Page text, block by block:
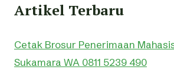
Artikel Terbaru
Cetak Brosur Penerimaan
Sukamara WA 0811 5239 490